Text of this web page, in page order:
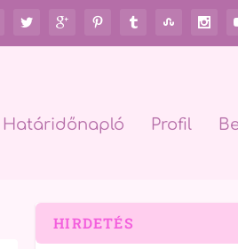
Határidőnapló Profil
HIRDETÉS